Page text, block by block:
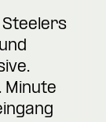
Minute